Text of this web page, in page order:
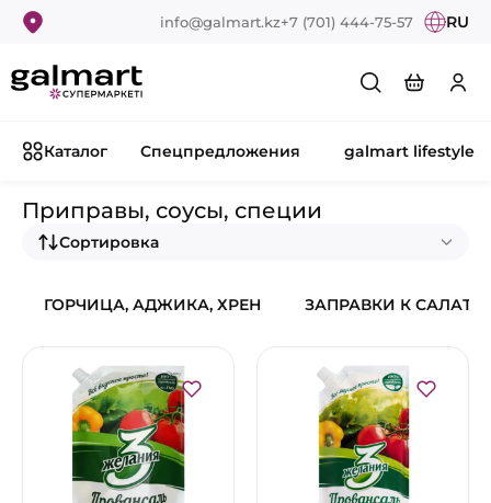
info@galmart.kz+7 (701) 444-75-57 RU
Каталог Спецпредложения galmart lifestyle
Приправы, соусы, специи
Сортировка
ГОРЧИЦА, АДЖИКА, ХРЕН ЗАПРАВКИ К